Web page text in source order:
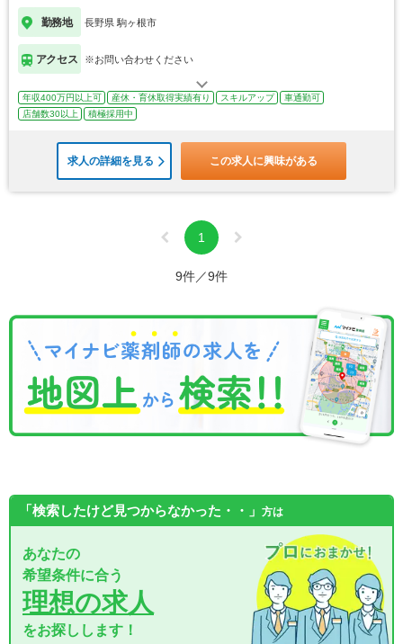
勤務地 長野県 駒ヶ根市
アクセス ※お問い合わせください
年収400万円以上可 産休・育休取得実績有り スキルアップ
車通勤可
店舗数30以上
積極採用中
求人の詳細を見る この求人に興味がある
1
9件／9件
「検索したけど見つからなかった・・」 方は
あなたの
希望条件に合う
理想の求人
をお探しします！